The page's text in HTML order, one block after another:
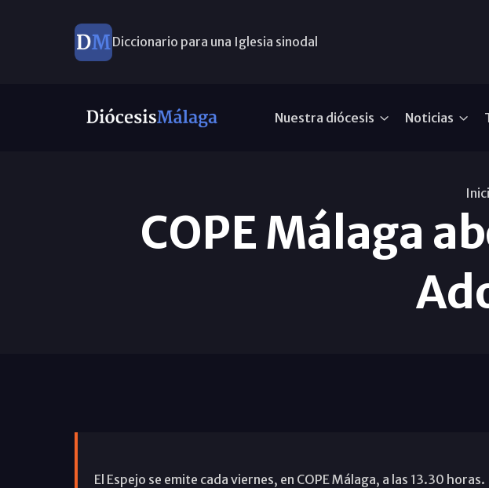
Diccionario para una Iglesia sinodal
Nuestra diócesis Noticias
COPE Málaga
El Espejo se emite cada viernes, en COPE Málaga, a las 13.30 horas.